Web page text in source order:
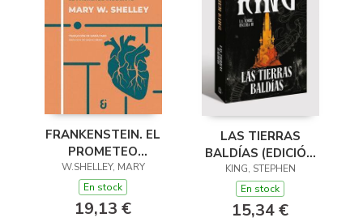
FRANKENSTEIN. EL
PROMETEO
MODERNO
W.SHELLEY, MARY
En stock
19,13 €
LAS TIERRAS
BALDÍAS (EDICIÓN
CANTOS TINTADOS)
(LA TORRE OSCURA
3)
KING, STEPHEN
En stock
15,34 €